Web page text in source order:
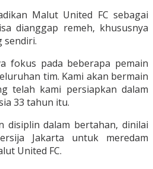
Malut United FC sebagai
dianggap remeh, khususnya
sendiri.
fokus pada beberapa pemain
tim. Kami akan bermain
telah kami persiapkan dalam
33 tahun itu.
disiplin dalam bertahan, dinilai
Jakarta untuk meredam
United FC.